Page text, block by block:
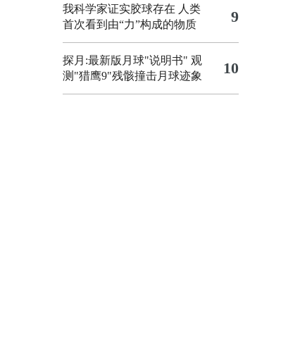
我科学家证实胶球存在 人类
首次看到由“力”构成的物质
9
探月:最新版月球"说明书" 观
测"猎鹰9"残骸撞击月球迹象
10